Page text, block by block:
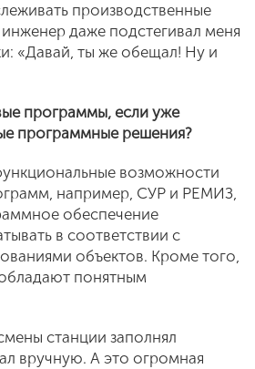
производственные
даже подстегивал меня
«Давай, ты же обещал! Ну и
программы, если уже
программные решения?
возможности
например, СУР и РЕМИЗ,
обеспечение
в соответствии с
объектов. Кроме того,
понятным
станции заполнял
вручную. А это огромная